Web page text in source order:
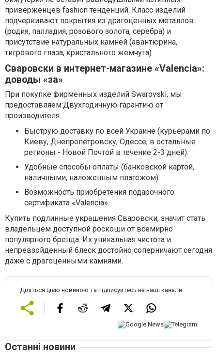
приверженцев fashion тенденций. Класс изделий
подчеркивают покрытия из драгоценных металлов
(родия, палладия, розового золота, серебра) и
присутствие натуральных камней (авантюрина,
тигрового глаза, кристального жемчуга).
Сваровски в интернет-магазине «Valencia»:
доводы «за»
При покупке фирменных изделий Swarovski, мы
предоставляем:Двухгодичную гарантию от
производителя.
Быструю доставку по всей Украине (курьерами по
Киеву, Днепропетровску, Одессе; в остальные
регионы - Новой Почтой в течение 2-3 дней).
Удобные способы оплаты (банковской картой,
наличными, наложенным платежом).
Возможность приобретения подарочного
сертификата «Valencia».
Купить подлинные украшения Сваровски, значит стать
владельцем доступной роскоши от всемирно
популярного бренда. Их уникальная чистота и
непревзойденный блеск достойно соперничают сегодня
даже с драгоценными камнями.
Діліться цією новиною та підписуйтесь на наші канали
Останні новини